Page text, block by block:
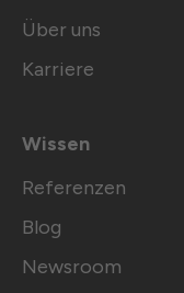
Über uns
Karriere
Wissen
Referenzen
Blog
Newsroom